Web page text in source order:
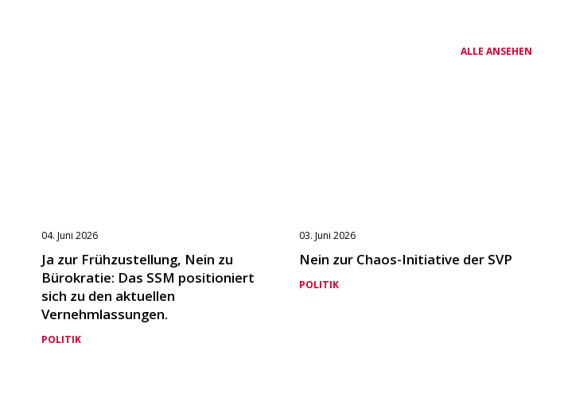
ALLE ANSEHEN
04. Juni 2026
Ja zur Frühzustellung, Nein zu
Bürokratie: Das SSM positioniert
sich zu den aktuellen
Vernehmlassungen.
POLITIK
03. Juni 2026
Nein zur Chaos-Initiative der SVP
POLITIK